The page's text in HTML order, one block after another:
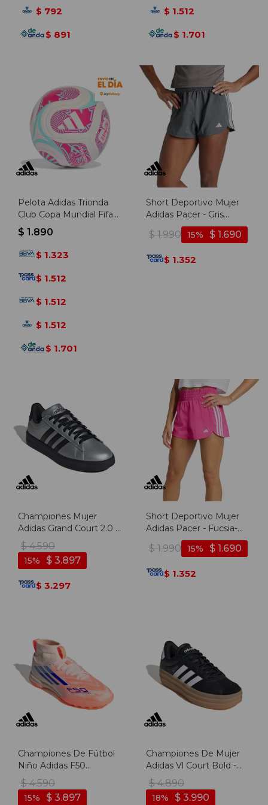
$ 792
$ 891
$ 1.512
$ 1.701
Pelota Adidas Trionda
Club Copa Mundial Fifa
26 - Blanco-rosado
$ 1.890
$ 1.323
$ 1.512
$ 1.512
$ 1.512
$ 1.701
Short Deportivo Mujer
Adidas Pacer - Gris
Oscuro-blanco
$ 1.990 $ 1.690
15
$ 1.352
Championes Mujer
Adidas Grand Court 2.0 -
Plata-negro
$ 4.590
$ 3.897
15
$ 3.297
Short Deportivo Mujer
Adidas Pacer - Fucsia-
$ 1.990 $ 1.690
15
$ 1.352
Championes De Fútbol
Niño Adidas F50
Sparkfusion League Tf -
Naranja-azul
$ 4.590
$ 3.897
15
Championes De Mujer
Adidas Vl Court Bold -
Negro-blanco
$ 4.890
$ 3.990
18